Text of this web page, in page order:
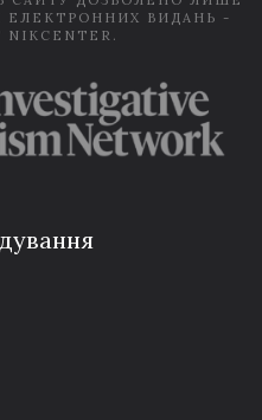
ВИДАНЬ -